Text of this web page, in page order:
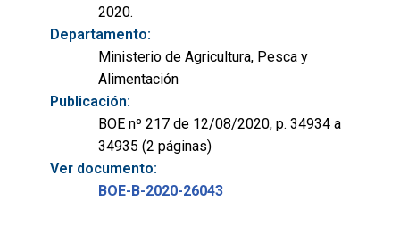
2020.
Departamento:
Ministerio de Agricultura, Pesca y
Alimentación
Publicación:
BOE nº 217 de 12/08/2020, p. 34934 a
34935 (2 páginas)
Ver documento:
BOE-B-2020-26043